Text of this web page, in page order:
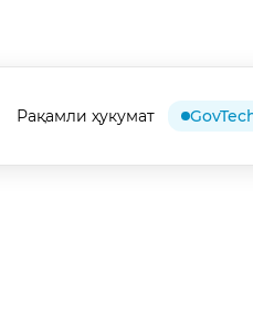
Рақамли ҳукумат